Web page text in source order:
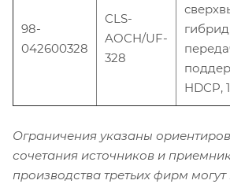
98-
042600328
CLS-
AOCH/UF-
328
HDCP,
Ограничения указаны
сочетания источников и
производства третьих фирм могут